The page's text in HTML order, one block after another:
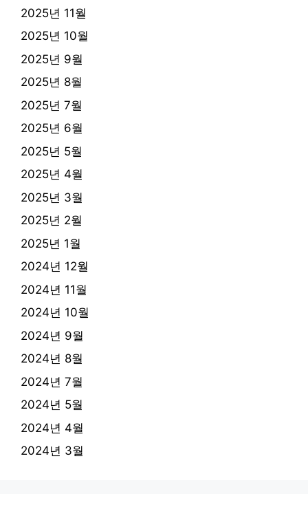
2025년 11월
2025년 10월
2025년 9월
2025년 8월
2025년 7월
2025년 6월
2025년 5월
2025년 4월
2025년 3월
2025년 2월
2025년 1월
2024년 12월
2024년 11월
2024년 10월
2024년 9월
2024년 8월
2024년 7월
2024년 5월
2024년 4월
2024년 3월